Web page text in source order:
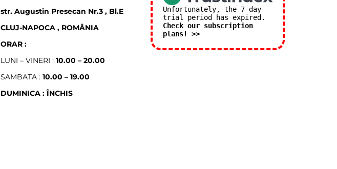
str. Augustin Presecan Nr.3 , Bl.E
CLUJ-NAPOCA , ROMÂNIA
ORAR :
LUNI – VINERI : 10.00 – 20.00
SAMBATA : 10.00 – 19.00
DUMINICA : ÎNCHIS
Unfortunately, the 7-day
trial period has expired.
Check our subscription
plans! >>